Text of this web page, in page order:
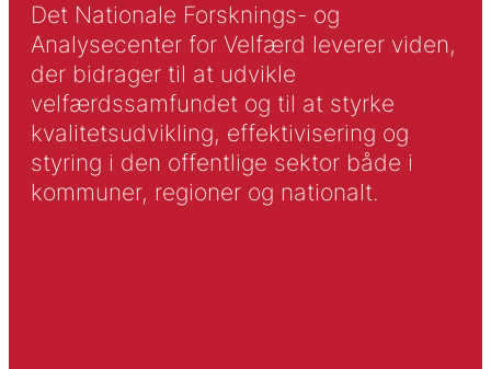
Det Nationale Forsknings- og
Analysecenter for Velfærd leverer viden,
der bidrager til at udvikle
velfærdssamfundet og til at styrke
kvalitetsudvikling, effektivisering og
styring i den offentlige sektor både i
kommuner, regioner og nationalt.